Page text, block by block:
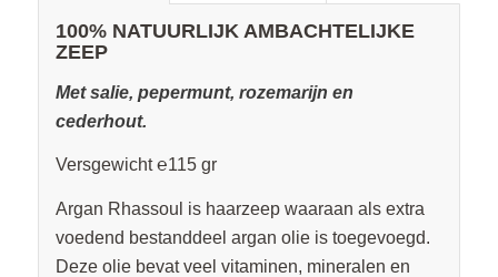
100% NATUURLIJK AMBACHTELIJKE
ZEEP
Met salie, pepermunt, rozemarijn en
cederhout.
Versgewicht ℮115 gr
Argan Rhassoul is haarzeep waaraan als extra
voedend bestanddeel argan olie is toegevoegd.
Deze olie bevat veel vitaminen, mineralen en